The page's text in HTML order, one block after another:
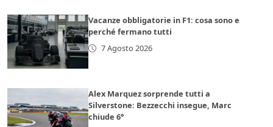
Vacanze obbligatorie in F1: cosa sono e
perché fermano tutti
7 Agosto 2026
Alex Marquez sorprende tutti a
Silverstone: Bezzecchi insegue, Marc
chiude 6°